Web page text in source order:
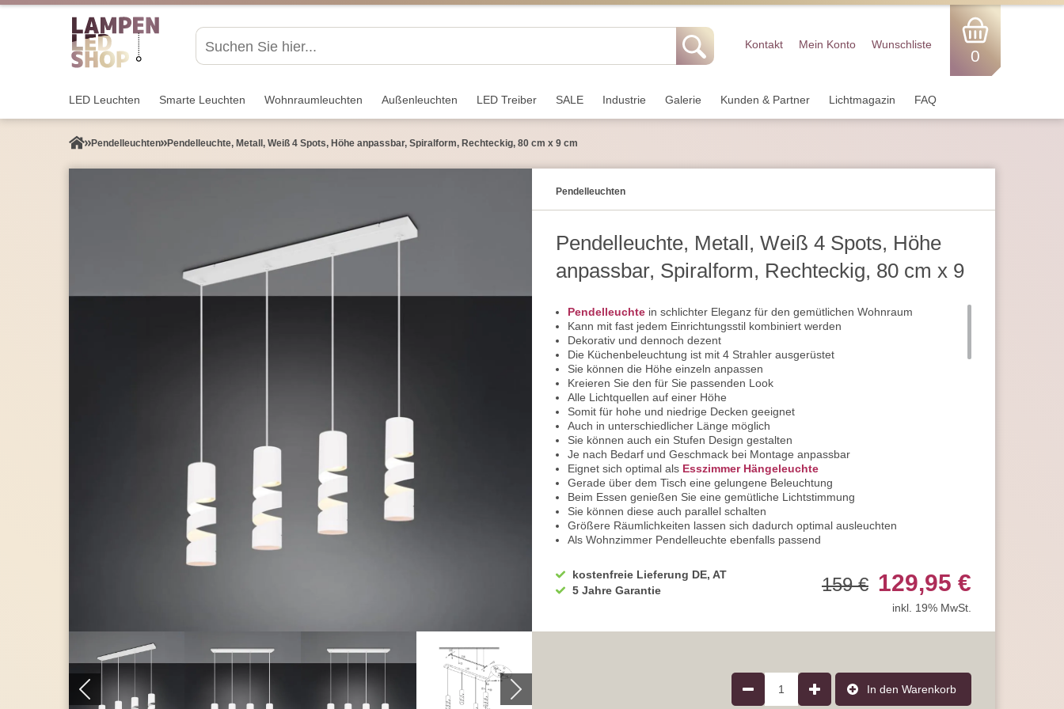
Kontakt Mein Konto Wunschliste
0
LED Leuchten Smarte Leuchten Wohnraum­leuchten Außen­leuchten LED Treiber SALE Industrie Galerie Kunden & Partner Lichtmagazin FAQ
Pendel­leuchten Pendelleuchte, Metall, Weiß 4 Spots, Höhe anpassbar, Spiralform, Rechteckig, 80 cm x 9 cm
Pendel­leuchten
Pendelleuchte, Metall, Weiß 4 Spots, Höhe
anpassbar, Spiralform, Rechteckig, 80 cm x 9
Pendelleuchte in schlichter Eleganz für den gemütlichen Wohnraum
Kann mit fast jedem Einrichtungsstil kombiniert werden
Dekorativ und dennoch dezent
Die Küchenbeleuchtung ist mit 4 Strahler ausgerüstet
Sie können die Höhe einzeln anpassen
Kreieren Sie den für Sie passenden Look
Alle Lichtquellen auf einer Höhe
Somit für hohe und niedrige Decken geeignet
Auch in unterschiedlicher Länge möglich
Sie können auch ein Stufen Design gestalten
Je nach Bedarf und Geschmack bei Montage anpassbar
Eignet sich optimal als Esszimmer Hängeleuchte
Gerade über dem Tisch eine gelungene Beleuchtung
Beim Essen genießen Sie eine gemütliche Lichtstimmung
Sie können diese auch parallel schalten
Größere Räumlichkeiten lassen sich dadurch optimal ausleuchten
Als Wohnzimmer Pendelleuchte ebenfalls passend
Auch über dem Couchtisch eine Bereicherung
Lässt sich auch hervorragend als Restaurant Pendelleuchte einsetzen
Bietet Ihren Gästen eine gemütliche Atmosphäre
kostenfreie Lieferung DE, AT
5 Jahre Garantie
159 € 129,95 €
inkl. 19% MwSt.
1 In den Warenkorb